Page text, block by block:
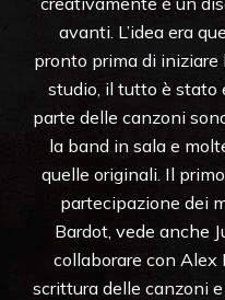
avanti. L’idea era
pronto prima di iniziare
studio, il tutto è stato
parte delle canzoni
la band in sala e
quelle originali. Il
partecipazione dei
Bardot, vede anche
collaborare con Alex
scrittura delle canzoni